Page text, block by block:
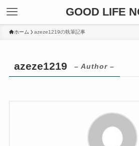
GOOD LIFE
ホーム azeze1219の執筆記事
azeze1219 – Author –